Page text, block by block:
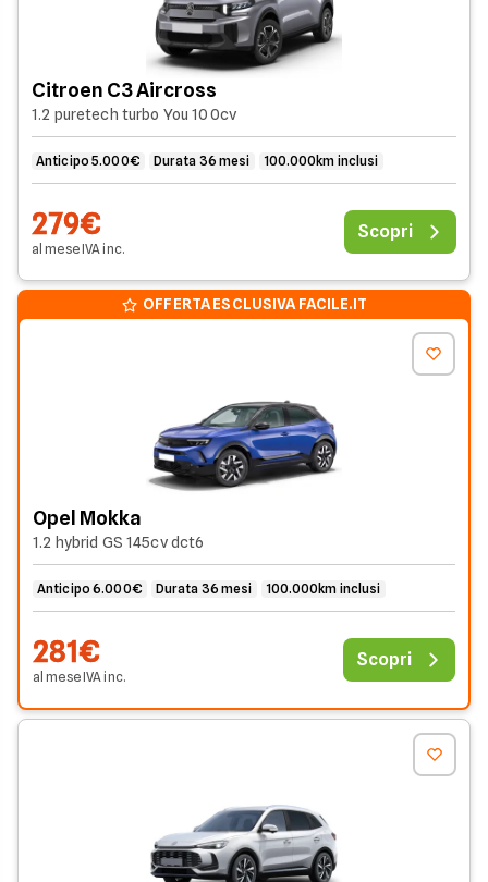
Citroen C3 Aircross
1.2 puretech turbo You 100cv
Anticipo 5.000€ Durata 36 mesi 100.000km inclusi
279€
al meseIVAinc.
Scopri
OFFERTA ESCLUSIVA FACILE.IT
Opel Mokka
1.2 hybrid GS 145cv dct6
Anticipo 6.000€ Durata 36 mesi 100.000km inclusi
281€
al meseIVAinc.
Scopri